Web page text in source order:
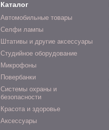
Каталог
Автомобильные товары
Селфи лампы
Штативы и другие аксессуары
Студийное оборудование
Микрофоны
Повербанки
Системы охраны и
безопасности
Красота и здоровье
Аксессуары